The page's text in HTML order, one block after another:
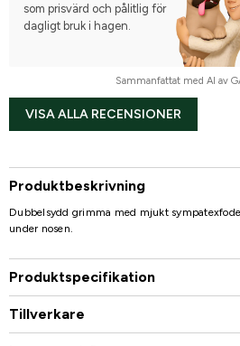
som prisvärd och pålitlig för
dagligt bruk i hagen.
Sammanfattat med AI av
VISA ALLA RECENSIONER
Produktbeskrivning
Dubbelsydd grimma med mjukt
under nosen.
Produktspecifikation
Tillverkare